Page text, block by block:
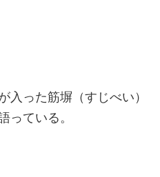
入った筋塀（すじべい）
っている。